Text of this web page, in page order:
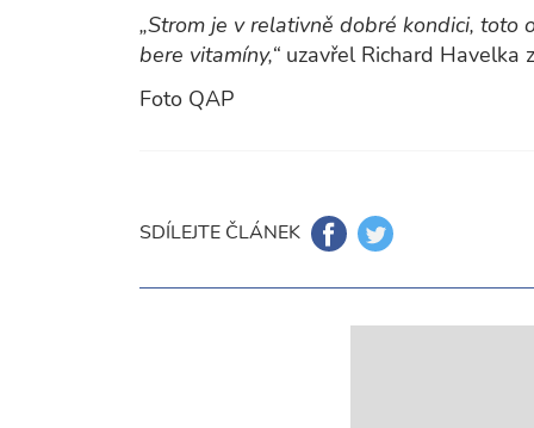
„Strom je v relativně dobré kondici, toto
bere vitamíny,“ uzavřel Richard Havelka
Foto QAP
SDÍLEJTE ČLÁNEK